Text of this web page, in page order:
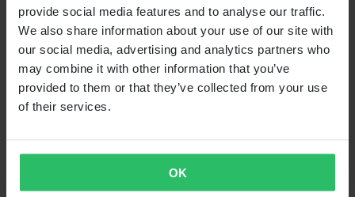
provide social media features and to analyse our traffic.
We also share information about your use of our site with
our social media, advertising and analytics partners who
may combine it with other information that you’ve
provided to them or that they’ve collected from your use
of their services.
OK
Super price
Oorspronkelijk: € 124,99